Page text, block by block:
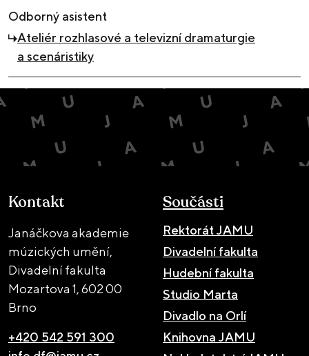
Odborný asistent
Ateliér rozhlasové a televizní dramaturgie
a scenáristiky
Kontakt
Janáčkova akademie
múzických umění,
Divadelní fakulta
Mozartova 1,602 00
Brno
+420 542 591 300
Součásti
Rektorát JAMU
Divadelní fakulta
Hudební fakulta
Studio Marta
Divadlo na Orlí
Knihovna JAMU